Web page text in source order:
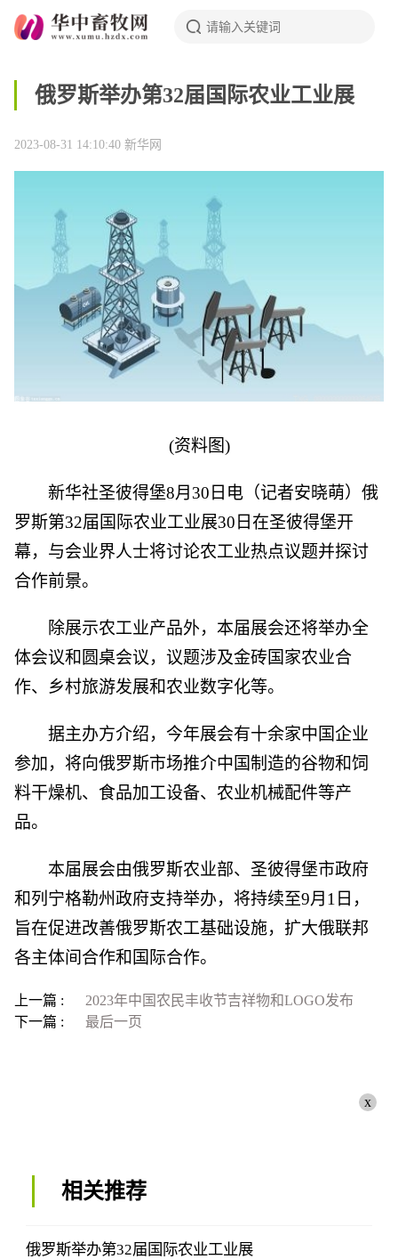
俄罗斯举办第32届国际农业工业展
2023-08-31 14:10:40 新华网
(资料图)
新华社圣彼得堡8月30日电（记者安晓萌）俄
罗斯第32届国际农业工业展30日在圣彼得堡开
幕，与会业界人士将讨论农工业热点议题并探讨
合作前景。
除展示农工业产品外，本届展会还将举办全
体会议和圆桌会议，议题涉及金砖国家农业合
作、乡村旅游发展和农业数字化等。
据主办方介绍，今年展会有十余家中国企业
参加，将向俄罗斯市场推介中国制造的谷物和饲
料干燥机、食品加工设备、农业机械配件等产
品。
本届展会由俄罗斯农业部、圣彼得堡市政府
和列宁格勒州政府支持举办，将持续至9月1日，
旨在促进改善俄罗斯农工基础设施，扩大俄联邦
各主体间合作和国际合作。
上一篇 :
2023年中国农民丰收节吉祥物和LOGO发布
下一篇 :
最后一页
x
相关推荐
俄罗斯举办第32届国际农业工业展